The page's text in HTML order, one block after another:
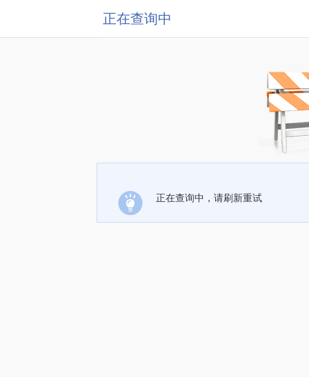
正在查询中
正在查询中，请刷新重试